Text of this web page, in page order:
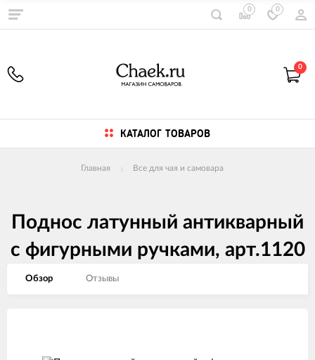
0 0
0
КАТАЛОГ ТОВАРОВ
Главная Все для чая и самовара
Поднос латунный антикварный
с фигурными ручками, арт.1120
Обзор Отзывы